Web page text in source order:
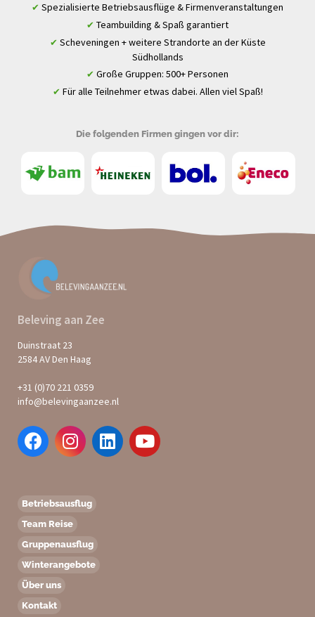
✔ Spezialisierte Betriebsausflüge & Firmenveranstaltungen
✔ Teambuilding & Spaß garantiert
✔ Scheveningen + weitere Strandorte an der Küste
Südhollands
✔ Große Gruppen: 500+ Personen
✔ Für alle Teilnehmer etwas dabei. Allen viel Spaß!
Die folgenden Firmen gingen vor dir:
Beleving aan Zee
Duinstraat 23
2584 AV Den Haag
+31 (0)70 221 0359
info@belevingaanzee.nl
Betriebsausflug
Team Reise
Gruppenausflug
Winterangebote
Über uns
Kontakt